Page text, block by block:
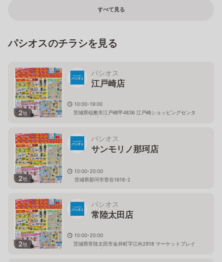
すべて見る
パシオスのチラシを見る
2枚
パシオス
江戸崎店
10:00-19:00
茨城県稲敷市江戸崎甲4836 江戸崎ショッピングセンタ
ー（パンプ）内
2枚
パシオス
サンモリノ那珂店
10:00-20:00
茨城県那珂市菅谷1618-2
2枚
パシオス
常陸太田店
10:00-20:00
茨城県常陸太田市金井町字江向2918 マーケットプレイ
ス フェスタ内